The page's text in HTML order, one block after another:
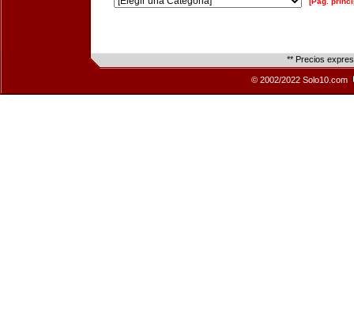
** Precios
© 2002/2022 Solo10.com